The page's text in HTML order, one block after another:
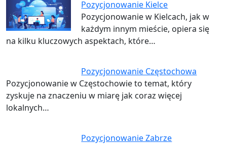
Pozycjonowanie Kielce
Pozycjonowanie w Kielcach, jak w
każdym innym mieście, opiera się
na kilku kluczowych aspektach, które…
Pozycjonowanie Częstochowa
Pozycjonowanie w Częstochowie to temat, który
zyskuje na znaczeniu w miarę jak coraz więcej
lokalnych…
Pozycjonowanie Zabrze